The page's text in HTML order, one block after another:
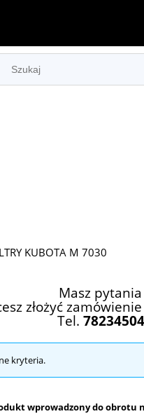
KUBOTA M 7030
Masz pytania
złożyć
Tel.
kryteria.
wprowadzony do obrotu